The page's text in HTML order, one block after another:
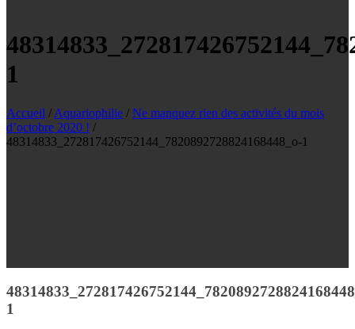
1
Accueil / Aquariophilie / Ne manquez rien des activités du mois
d’octobre 2020 ! /
48314833_272817426752144_7820892728824168448_o-1
1